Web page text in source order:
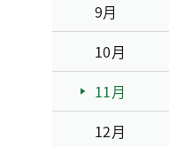
9月
10月
11月
12月